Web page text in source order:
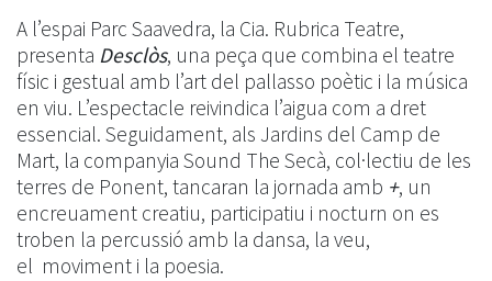
A l’espai Parc Saavedra, la Cia. Rubrica Teatre,
presenta Desclòs, una peça que combina el teatre
físic i gestual amb l’art del pallasso poètic i la música
en viu. L’espectacle reivindica l’aigua com a dret
essencial. Seguidament, als Jardins del Camp de
Mart, la companyia Sound The Secà, col·lectiu de les
terres de Ponent, tancaran la jornada amb +, un
encreuament creatiu, participatiu i nocturn on es
troben la percussió amb la dansa, la veu,
el moviment i la poesia.